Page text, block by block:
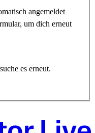
angemeldet
um dich erneut
es erneut.